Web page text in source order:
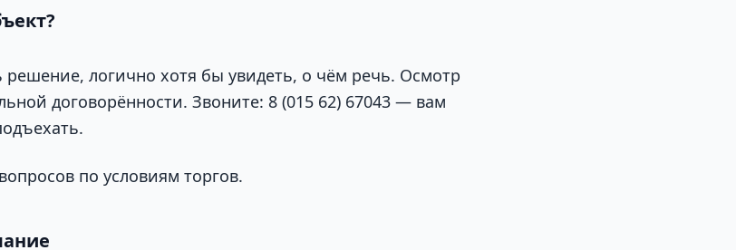
логично хотя бы увидеть, о чём речь. Осмотр
договорённости. Звоните: 8 (015 62) 67043 — вам
по условиям торгов.